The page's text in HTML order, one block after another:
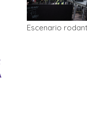
Escenario